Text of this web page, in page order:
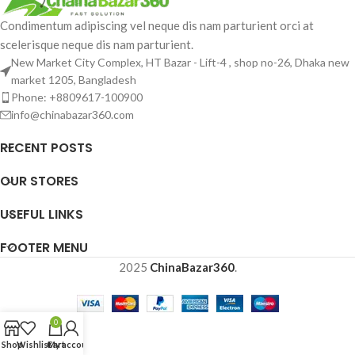
Condimentum adipiscing vel neque dis nam parturient orci at
scelerisque neque dis nam parturient.
New Market City Complex, HT Bazar - Lift-4 , shop no-26, Dhaka new
market 1205, Bangladesh
Phone: +8809617-100900
info@chinabazar360.com
RECENT POSTS
OUR STORES
USEFUL LINKS
FOOTER MENU
2025 ChinaBazar360.
ShopWishlist
0
Cart
My account